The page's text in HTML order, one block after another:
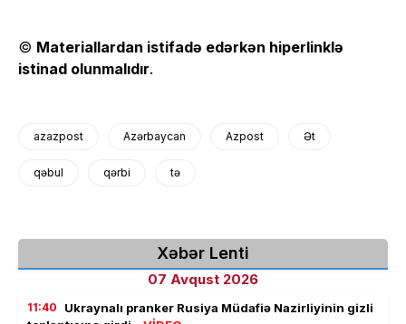
© Materiallardan istifadə edərkən hiperlinklə
istinad olunmalıdır.
azazpost Azərbaycan Azpost Ət
qəbul qərbi tə
Xəbər Lenti
07 Avqust 2026
11:40
Ukraynalı pranker Rusiya Müdafiə Nazirliyinin gizli